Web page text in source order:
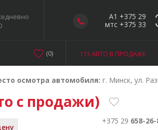
A1 +375 29
мтс +375 33
113 АВТО В ПРОДАЖЕ
(0)
осмотра автомобиля: г. Минск, ул.
с продажи)
+375 29 658-26-